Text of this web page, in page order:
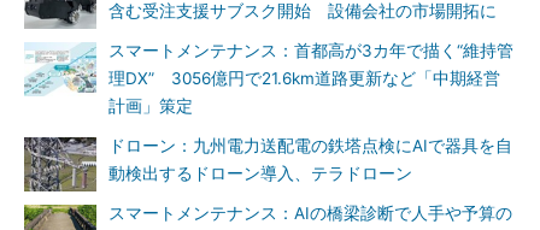
含む受注支援サブスク開始 設備会社の市場開拓に
スマートメンテナンス：首都高が3カ年で描く“維持管
理DX” 3056億円で21.6km道路更新など「中期経営
計画」策定
ドローン：九州電力送配電の鉄塔点検にAIで器具を自
動検出するドローン導入、テラドローン
スマートメンテナンス：AIの橋梁診断で人手や予算の